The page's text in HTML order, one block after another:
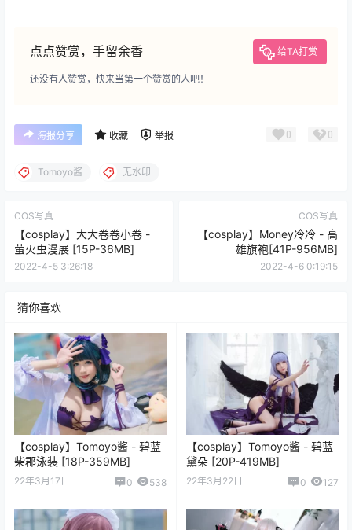
点点赞赏，手留余香 给TA打赏
还没有人赞赏，快来当第一个赞赏的人吧！
海报分享 收藏 举报 0 0
Tomoyo酱 无水印
COS写真
【cosplay】大大卷卷小卷 -
萤火虫漫展 [15P-36MB]
2022-4-5 3:26:18
COS写真
【cosplay】Money冷冷 - 高
雄旗袍[41P-956MB]
2022-4-6 0:19:15
猜你喜欢
【cosplay】Tomoyo酱 - 碧蓝
柴郡泳装 [18P-359MB]
22年3月17日 0 538
【cosplay】Tomoyo酱 - 碧蓝
黛朵 [20P-419MB]
22年3月22日 0 127